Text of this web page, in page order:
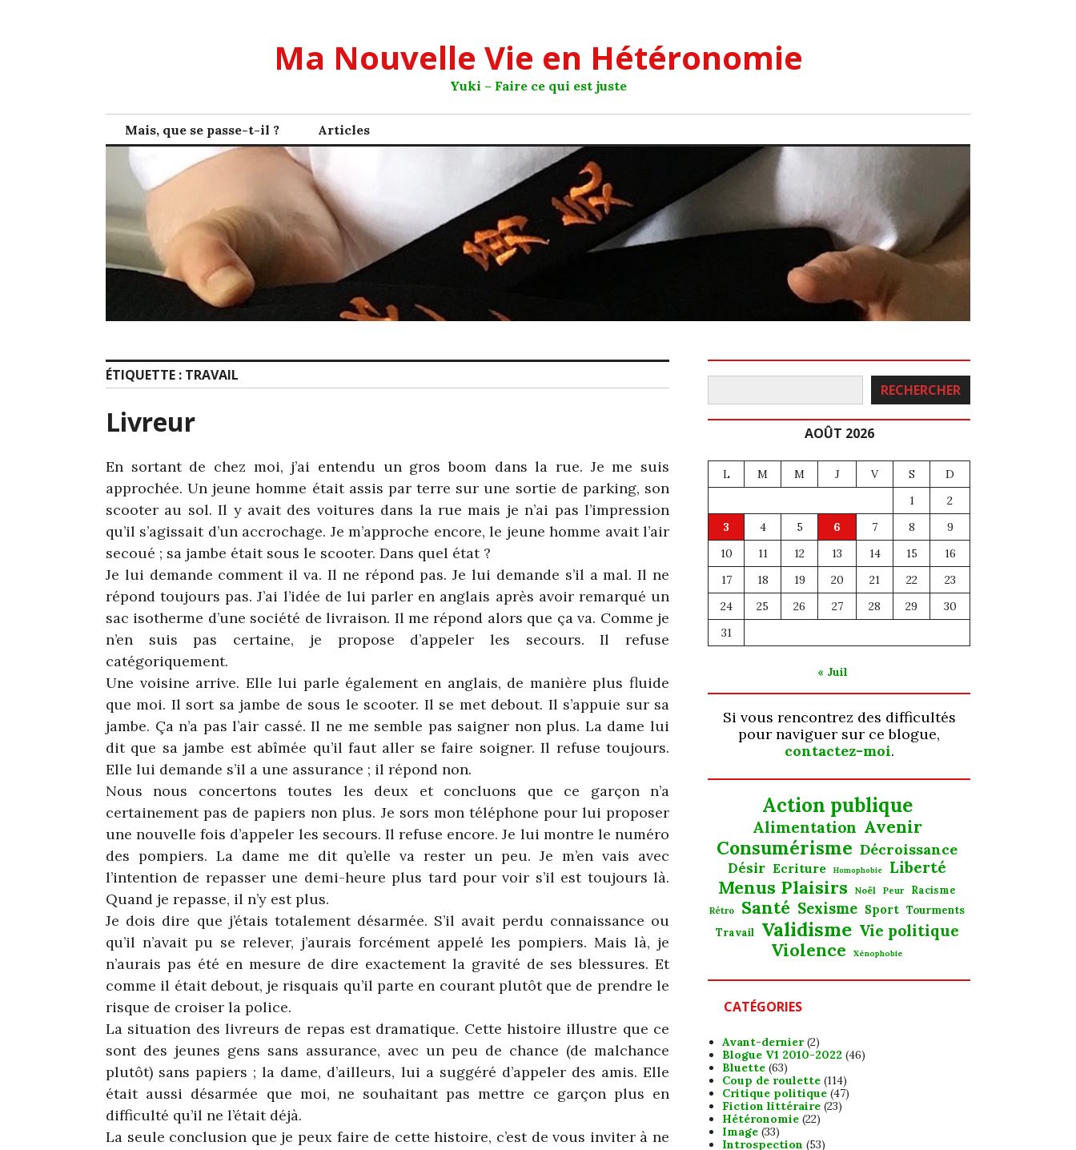
Ma Nouvelle Vie en Hétéronomie
Yuki – Faire ce qui est juste
Mais, que se passe-t-il ? Articles
ÉTIQUETTE : TRAVAIL
Livreur
En sortant de chez moi, j’ai entendu un gros boom dans la rue. Je me suis
approchée. Un jeune homme était assis par terre sur une sortie de parking, son
scooter au sol. Il y avait des voitures dans la rue mais je n’ai pas l’impression
qu’il s’agissait d’un accrochage. Je m’approche encore, le jeune homme avait l’air
secoué ; sa jambe était sous le scooter. Dans quel état ?
Je lui demande comment il va. Il ne répond pas. Je lui demande s’il a mal. Il ne
répond toujours pas. J’ai l’idée de lui parler en anglais après avoir remarqué un
sac isotherme d’une société de livraison. Il me répond alors que ça va. Comme je
n’en suis pas certaine, je propose d’appeler les secours. Il refuse
catégoriquement.
Une voisine arrive. Elle lui parle également en anglais, de manière plus fluide
que moi. Il sort sa jambe de sous le scooter. Il se met debout. Il s’appuie sur sa
jambe. Ça n’a pas l’air cassé. Il ne me semble pas saigner non plus. La dame lui
dit que sa jambe est abîmée qu’il faut aller se faire soigner. Il refuse toujours.
Elle lui demande s’il a une assurance ; il répond non.
Nous nous concertons toutes les deux et concluons que ce garçon n’a
certainement pas de papiers non plus. Je sors mon téléphone pour lui proposer
une nouvelle fois d’appeler les secours. Il refuse encore. Je lui montre le numéro
des pompiers. La dame me dit qu’elle va rester un peu. Je m’en vais avec
l’intention de repasser une demi-heure plus tard pour voir s’il est toujours là.
Quand je repasse, il n’y est plus.
Je dois dire que j’étais totalement désarmée. S’il avait perdu connaissance ou
qu’il n’avait pu se relever, j’aurais forcément appelé les pompiers. Mais là, je
n’aurais pas été en mesure de dire exactement la gravité de ses blessures. Et
comme il était debout, je risquais qu’il parte en courant plutôt que de prendre le
risque de croiser la police.
La situation des livreurs de repas est dramatique. Cette histoire illustre que ce
sont des jeunes gens sans assurance, avec un peu de chance (de malchance
plutôt) sans papiers ; la dame, d’ailleurs, lui a suggéré d’appeler des amis. Elle
était aussi désarmée que moi, ne souhaitant pas mettre ce garçon plus en
difficulté qu’il ne l’était déjà.
La seule conclusion que je peux faire de cette histoire, c’est de vous inviter à ne
Rechercher RECHERCHER
AOÛT 2026
L M M J V S
D
1
2
3
4 5 6 7 8
9
10
11 12 13 14 15
16
17
18 19 20 21 22
23
24
25 26 27 28 29
30
31
« Juil
Si vous rencontrez des difficultés
pour naviguer sur ce blogue,
contactez-moi.
Action publique
Alimentation Avenir
Consumérisme Décroissance
Désir Ecriture Homophobie Liberté
Menus Plaisirs Noël Peur
Racisme
Rétro
Santé Sexisme Sport Tourments
Travail
Validisme Vie politique
Violence Xénophobie
CATÉGORIES
Avant-dernier(2)
Blogue V1 2010-2022 (46)
Bluette(63)
Coup de roulette(114)
Critique politique(47)
Fiction littéraire(23)
Hétéronomie(22)
Image(33)
Introspection (53)